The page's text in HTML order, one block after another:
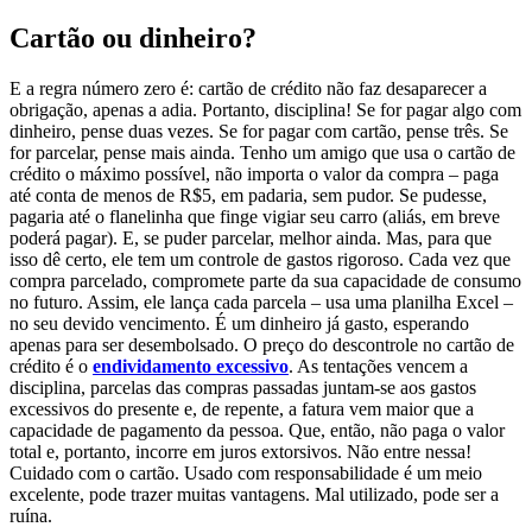
Cartão ou dinheiro?
E a regra número zero é: cartão de crédito não faz desaparecer a
obrigação, apenas a adia. Portanto, disciplina! Se for pagar algo com
dinheiro, pense duas vezes. Se for pagar com cartão, pense três. Se
for parcelar, pense mais ainda. Tenho um amigo que usa o cartão de
crédito o máximo possível, não importa o valor da compra – paga
até conta de menos de R$5, em padaria, sem pudor. Se pudesse,
pagaria até o flanelinha que finge vigiar seu carro (aliás, em breve
poderá pagar). E, se puder parcelar, melhor ainda. Mas, para que
isso dê certo, ele tem um controle de gastos rigoroso. Cada vez que
compra parcelado, compromete parte da sua capacidade de consumo
no futuro. Assim, ele lança cada parcela – usa uma planilha Excel –
no seu devido vencimento. É um dinheiro já gasto, esperando
apenas para ser desembolsado. O preço do descontrole no cartão de
crédito é o endividamento excessivo. As tentações vencem a
disciplina, parcelas das compras passadas juntam-se aos gastos
excessivos do presente e, de repente, a fatura vem maior que a
capacidade de pagamento da pessoa. Que, então, não paga o valor
total e, portanto, incorre em juros extorsivos. Não entre nessa!
Cuidado com o cartão. Usado com responsabilidade é um meio
excelente, pode trazer muitas vantagens. Mal utilizado, pode ser a
ruína.